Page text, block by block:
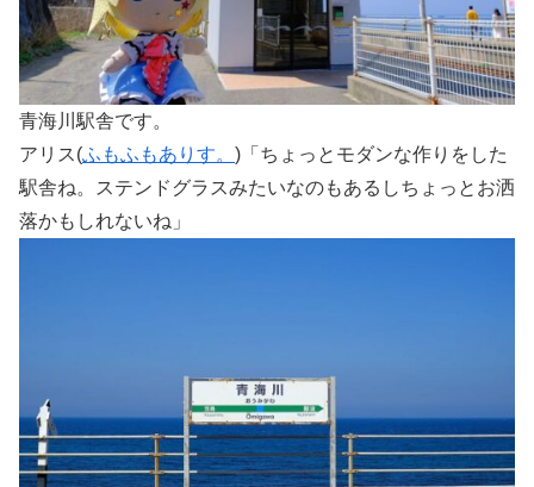
青海川駅舎です。
アリス(ふもふもありす。 )「ちょっとモダンな作りをした
駅舎ね。ステンドグラスみたいなのもあるしちょっとお洒
落かもしれないね」